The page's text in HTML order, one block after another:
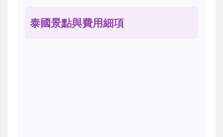
泰國景點與費用細項